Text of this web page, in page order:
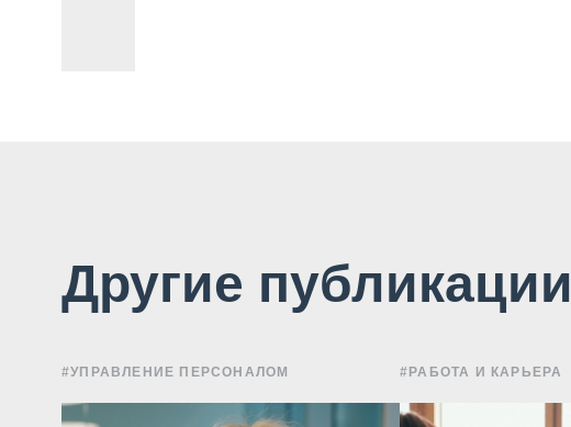
Другие публикации
#УПРАВЛЕНИЕ ПЕРСОНАЛОМ #РАБОТА И КАРЬЕРА